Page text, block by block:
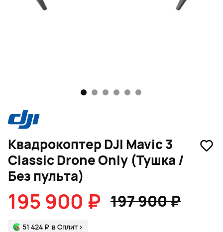
Квадрокоптер DJI Mavic 3
Classic Drone Only (Тушка /
Без пульта)
195 900 ₽ 197 900 ₽
51 424 ₽ в Сплит >
1 2 3 4 5 6